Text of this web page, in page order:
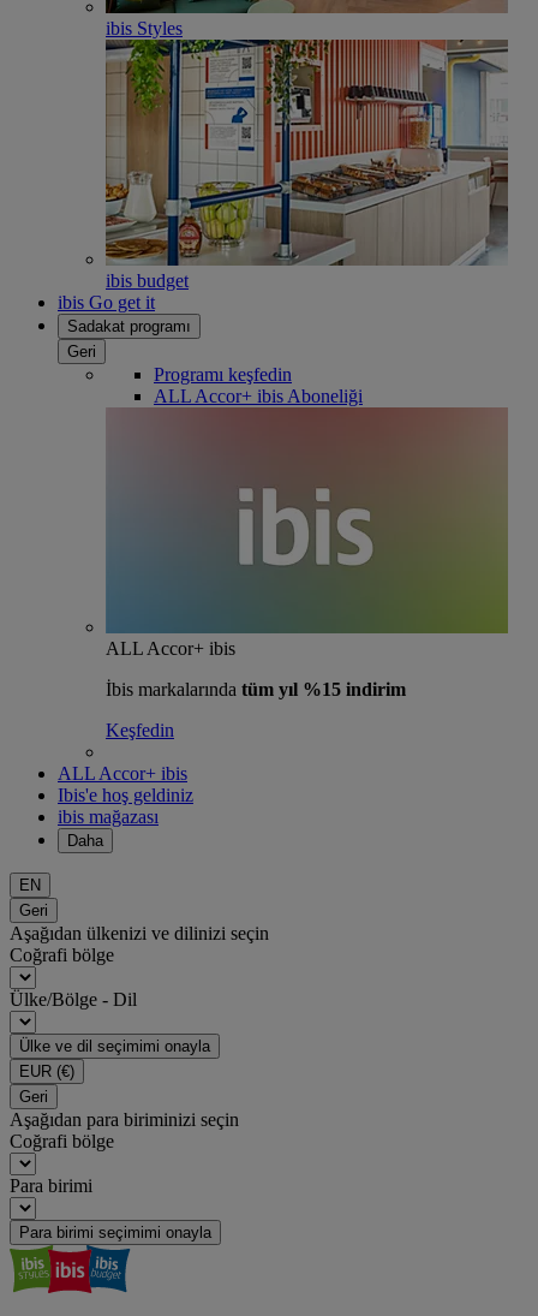
ibis Styles
ibis budget
ibis Go get it
Sadakat programı
Geri
Programı keşfedin
ALL Accor+ ibis Aboneliği
ALL Accor+ ibis
İbis markalarında tüm yıl %15 indirim
Keşfedin
ALL Accor+ ibis
Ibis'e hoş geldiniz
ibis mağazası
Daha
EN
Geri
Aşağıdan ülkenizi ve dilinizi seçin
Coğrafi bölge
Ülke/Bölge - Dil
Ülke ve dil seçimimi onayla
EUR (€)
Geri
Aşağıdan para biriminizi seçin
Coğrafi bölge
Para birimi
Para birimi seçimimi onayla